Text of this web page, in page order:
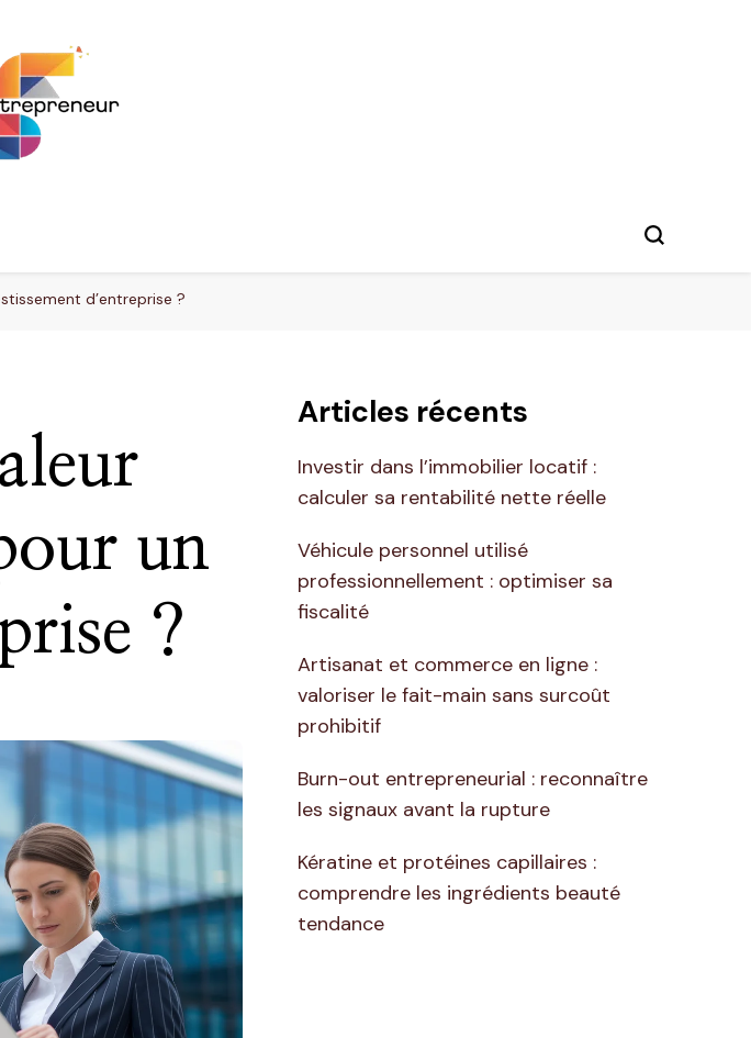
d’entreprise ?
un
?
Articles récents
Investir dans l’immobilier locatif :
calculer sa rentabilité nette réelle
Véhicule personnel utilisé
professionnellement : optimiser sa
fiscalité
Artisanat et commerce en ligne :
valoriser le fait-main sans surcoût
prohibitif
Burn-out entrepreneurial : reconnaître
les signaux avant la rupture
Kératine et protéines capillaires :
comprendre les ingrédients beauté
tendance